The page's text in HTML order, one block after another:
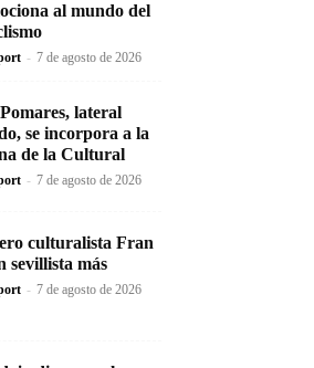
al mundo del
- 7 de agosto de 2026
lateral
se incorpora a la
de la Cultural
- 7 de agosto de 2026
culturalista Fran
sevillista más
- 7 de agosto de 2026